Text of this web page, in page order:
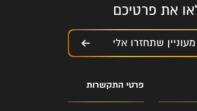
את פרטיכם
שתחזרו אלי
פרטי התקשרות